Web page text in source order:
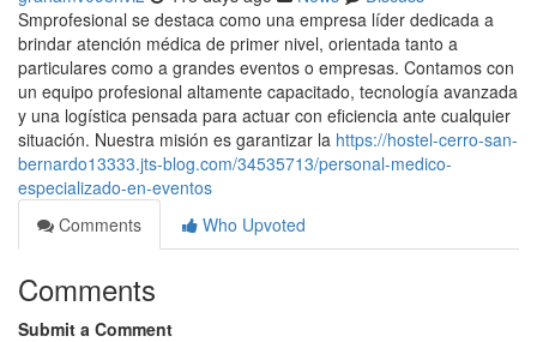
Smprofesional se destaca como una empresa líder dedicada a
brindar atención médica de primer nivel, orientada tanto a
particulares como a grandes eventos o empresas. Contamos con
un equipo profesional altamente capacitado, tecnología avanzada
y una logística pensada para actuar con eficiencia ante cualquier
situación. Nuestra misión es garantizar la https://hostel-cerro-san-
bernardo13333.jts-blog.com/34535713/personal-medico-
especializado-en-eventos
Comments
Who Upvoted
Comments
Submit a Comment